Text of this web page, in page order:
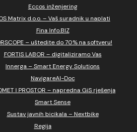
Eccos inženjering
Matrix d.o.o. – Vaš suradnik u naplati
Fina Info.BIZ
– uštedite do 70% na softveru!
FORTIS LABOR – digitaliziramo Vas
Innerga – Smart Energy Solutions
NavigareAI-Doc
I PROSTOR – napredna GiS rješenja
Smart Sense
Sustav javnih bicikala – Nextbike
Regija